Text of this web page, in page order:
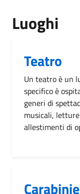
Luoghi
Teatro
Un teatro è un
specifico è
generi di
musicali,
allestimenti di